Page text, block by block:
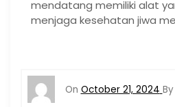
mendatang memiliki alat
menjaga kesehatan jiwa
On October 21, 2024 By